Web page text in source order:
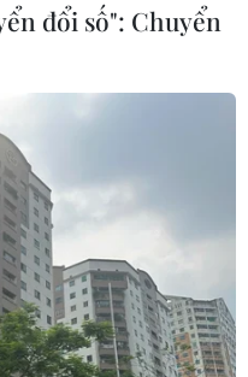
đổi số": Chuyển